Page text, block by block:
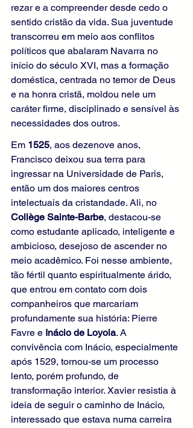
rezar e a compreender desde cedo o
sentido cristão da vida. Sua juventude
transcorreu em meio aos conflitos
políticos que abalaram Navarra no
início do século XVI, mas a formação
doméstica, centrada no temor de Deus
e na honra cristã, moldou nele um
caráter firme, disciplinado e sensível às
necessidades dos outros.
Em 1525, aos dezenove anos,
Francisco deixou sua terra para
ingressar na Universidade de Paris,
então um dos maiores centros
intelectuais da cristandade. Ali, no
Collège Sainte-Barbe, destacou-se
como estudante aplicado, inteligente e
ambicioso, desejoso de ascender no
meio acadêmico. Foi nesse ambiente,
tão fértil quanto espiritualmente árido,
que entrou em contato com dois
companheiros que marcariam
profundamente sua história: Pierre
Favre e Inácio de Loyola. A
convivência com Inácio, especialmente
após 1529, tornou-se um processo
lento, porém profundo, de
transformação interior. Xavier resistia à
ideia de seguir o caminho de Inácio,
interessado que estava numa carreira